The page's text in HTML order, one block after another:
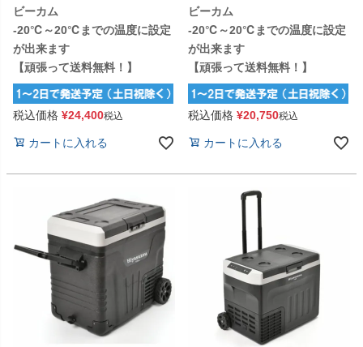
ビーカム
-20℃～20℃までの温度に設定
が出来ます
【頑張って送料無料！】
税込価格 ¥24,400税込
カートに入れる
ビーカム
-20℃～20℃までの温度に設定
が出来ます
【頑張って送料無料！】
税込価格 ¥20,750税込
カートに入れる